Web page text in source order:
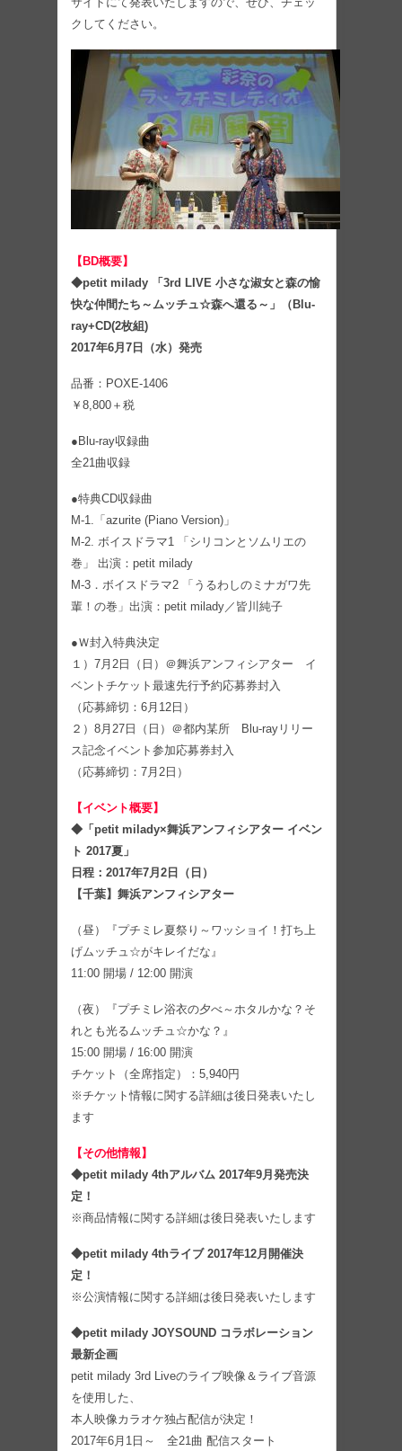
クしてください。
【BD概要】
◆petit milady 「3rd LIVE 小さな淑女と森の愉
快な仲間たち～ムッチュ☆森へ還る～」（Blu-
ray+CD(2枚組)
2017年6月7日（水）発売
品番：POXE-1406
￥8,800＋税
●Blu-ray収録曲
全21曲収録
●特典CD収録曲
M-1.「azurite (Piano Version)」
M-2. ボイスドラマ1 「シリコンとソムリエの
巻」 出演：petit milady
M-3．ボイスドラマ2 「うるわしのミナガワ先
輩！の巻」出演：petit milady／皆川純子
●Ｗ封入特典決定
１）7月2日（日）＠舞浜アンフィシアター イ
ベントチケット最速先行予約応募券封入
（応募締切：6月12日）
２）8月27日（日）＠都内某所 Blu-rayリリー
ス記念イベント参加応募券封入
（応募締切：7月2日）
【イベント概要】
◆「petit milady×舞浜アンフィシアター イベン
ト 2017夏」
日程：2017年7月2日（日）
【千葉】舞浜アンフィシアター
（昼）『プチミレ夏祭り～ワッショイ！打ち上
げムッチュ☆がキレイだな』
11:00 開場 / 12:00 開演
（夜）『プチミレ浴衣の夕べ～ホタルかな？そ
れとも光るムッチュ☆かな？』
15:00 開場 / 16:00 開演
チケット（全席指定）：5,940円
※チケット情報に関する詳細は後日発表いたし
ます
【その他情報】
◆petit milady 4thアルバム 2017年9月発売決
定！
※商品情報に関する詳細は後日発表いたします
◆petit milady 4thライブ 2017年12月開催決
定！
※公演情報に関する詳細は後日発表いたします
◆petit milady JOYSOUND コラボレーション
最新企画
petit milady 3rd Liveのライブ映像＆ライブ音源
を使用した、
本人映像カラオケ独占配信が決定！
2017年6月1日～ 全21曲 配信スタート